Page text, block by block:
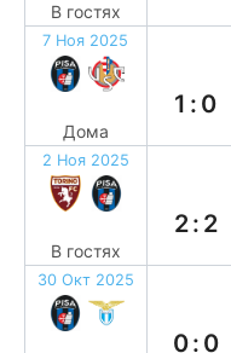
В гостях
7 Ноя 2025
Дома
1:0
2 Ноя 2025
В гостях
2:2
30 Окт 2025
0:0